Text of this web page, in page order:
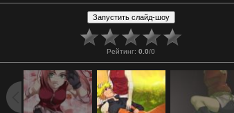
Рейтинг: 0.0/0